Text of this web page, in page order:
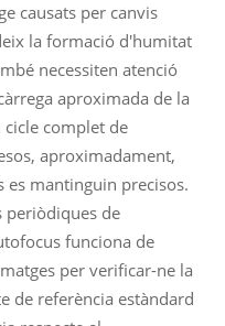
causats per canvis
la formació d'humitat
necessiten atenció
aproximada de la
cicle complet de
aproximadament,
es mantinguin precisos.
periòdiques de
funciona de
per verificar-ne la
de referència estàndard